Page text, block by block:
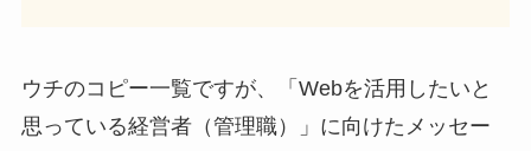
ウチのコピー一覧ですが、「Webを活用したいと
思っている経営者（管理職）」に向けたメッセー